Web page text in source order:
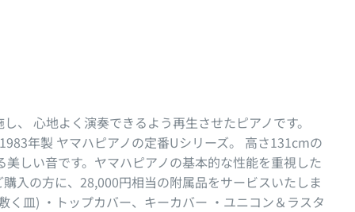
、 心地よく演奏できるよう再生させたピアノです。
年製 ヤマハピアノの定番Uシリーズ。 高さ131cmの
しい音です。ヤマハピアノの基本的な性能を重視した
入の方に、28,000円相当の附属品をサービスいたしま
皿) ・トップカバー、キーカバー ・ユニコン＆ラスタ